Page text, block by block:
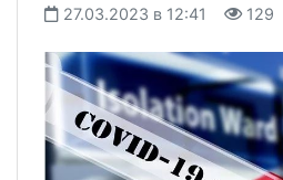
27.03.2023 в 12:41 129